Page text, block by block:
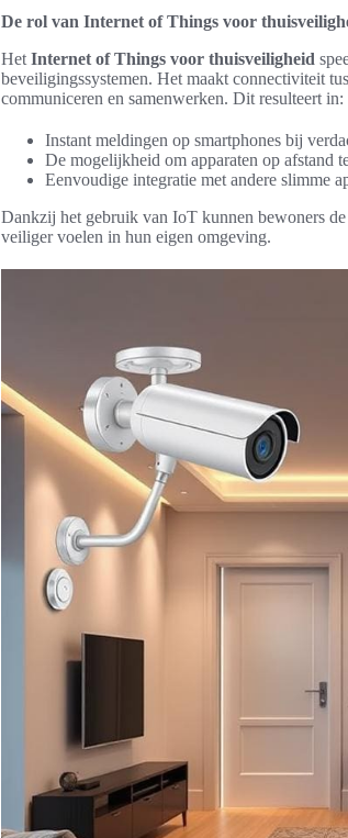
De rol van Internet of Things voor
Het Internet of Things voor thuisveiligheid
beveiligingssystemen. Het maakt connectiviteit
communiceren en samenwerken. Dit resulteert in:
Instant meldingen op smartphones bij
De mogelijkheid om apparaten op afstand
Eenvoudige integratie met andere slimme
Dankzij het gebruik van IoT kunnen bewoners
veiliger voelen in hun eigen omgeving.